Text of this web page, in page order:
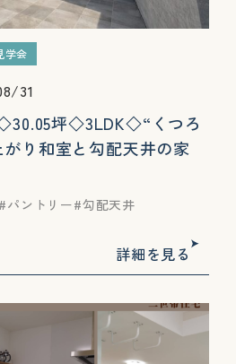
学会
31
◇30.05坪◇3LDK◇“くつろ
り和室と勾配天井の家
パントリー 勾配天井
詳細を見る